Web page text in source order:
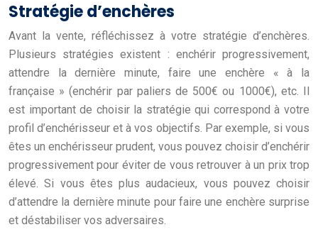
Stratégie d’enchères
Avant la vente, réfléchissez à votre stratégie d’enchères.
Plusieurs stratégies existent : enchérir progressivement,
attendre la dernière minute, faire une enchère « à la
française » (enchérir par paliers de 500€ ou 1000€), etc. Il
est important de choisir la stratégie qui correspond à votre
profil d’enchérisseur et à vos objectifs. Par exemple, si vous
êtes un enchérisseur prudent, vous pouvez choisir d’enchérir
progressivement pour éviter de vous retrouver à un prix trop
élevé. Si vous êtes plus audacieux, vous pouvez choisir
d’attendre la dernière minute pour faire une enchère surprise
et déstabiliser vos adversaires.